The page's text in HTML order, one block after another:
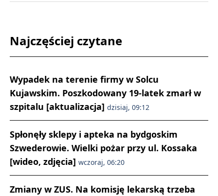
Najczęściej czytane
Wypadek na terenie firmy w Solcu
Kujawskim. Poszkodowany 19-latek zmarł w
szpitalu [aktualizacja] dzisiaj, 09:12
Spłonęły sklepy i apteka na bydgoskim
Szwederowie. Wielki pożar przy ul. Kossaka
[wideo, zdjęcia] wczoraj, 06:20
Zmiany w ZUS. Na komisję lekarską trzeba